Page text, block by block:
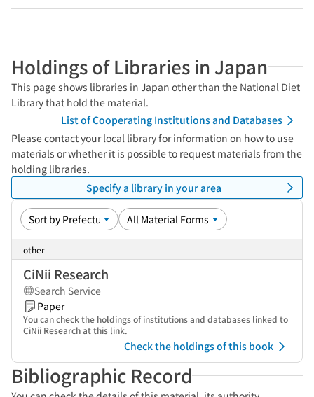
Holdings of Libraries in Japan
This page shows libraries in Japan other than the National Diet
Library that hold the material.
List of Cooperating Institutions and Databases
Please contact your local library for information on how to use
materials or whether it is possible to request materials from the
holding libraries.
Specify a library in your area
other
CiNii Research
Search Service
Paper
You can check the holdings of institutions and databases linked to
CiNii Research at this link.
Check the holdings of this book
Bibliographic Record